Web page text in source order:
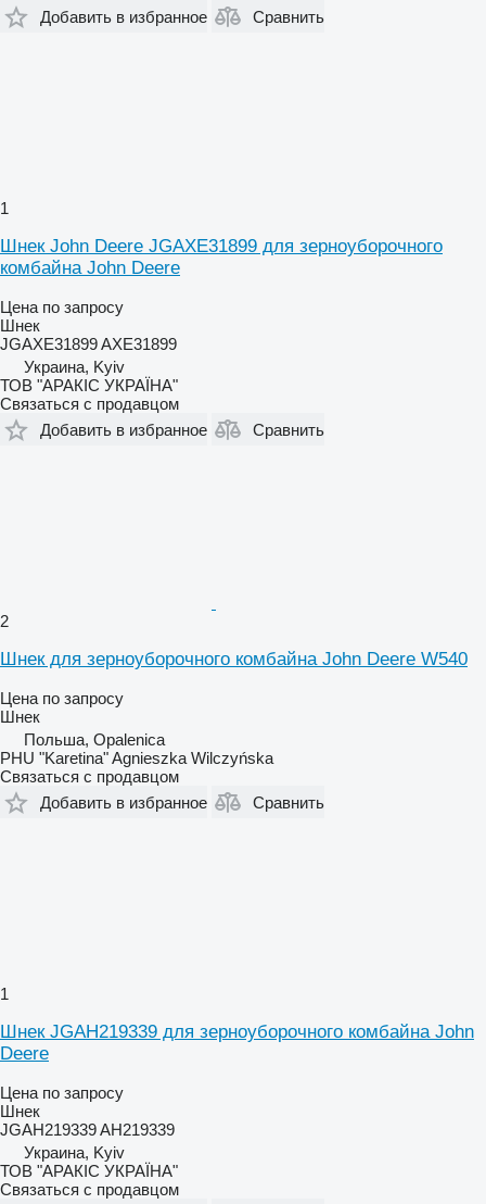
Добавить в избранное Сравнить
1
Шнек John Deere JGAXE31899 для зерноуборочного
комбайна John Deere
Цена по запросу
Шнек
JGAXE31899 AXE31899
Украина, Kyiv
ТОВ "АРАКІС УКРАЇНА"
Связаться с продавцом
Добавить в избранное
Сравнить
2
Шнек для зерноуборочного комбайна John Deere W540
Цена по запросу
Шнек
Польша, Opalenica
PHU "Karetina" Agnieszka Wilczyńska
Связаться с продавцом
Добавить в избранное
Сравнить
1
Шнек JGAH219339 для зерноуборочного комбайна John
Deere
Цена по запросу
Шнек
JGAH219339 AH219339
Украина, Kyiv
ТОВ "АРАКІС УКРАЇНА"
Связаться с продавцом